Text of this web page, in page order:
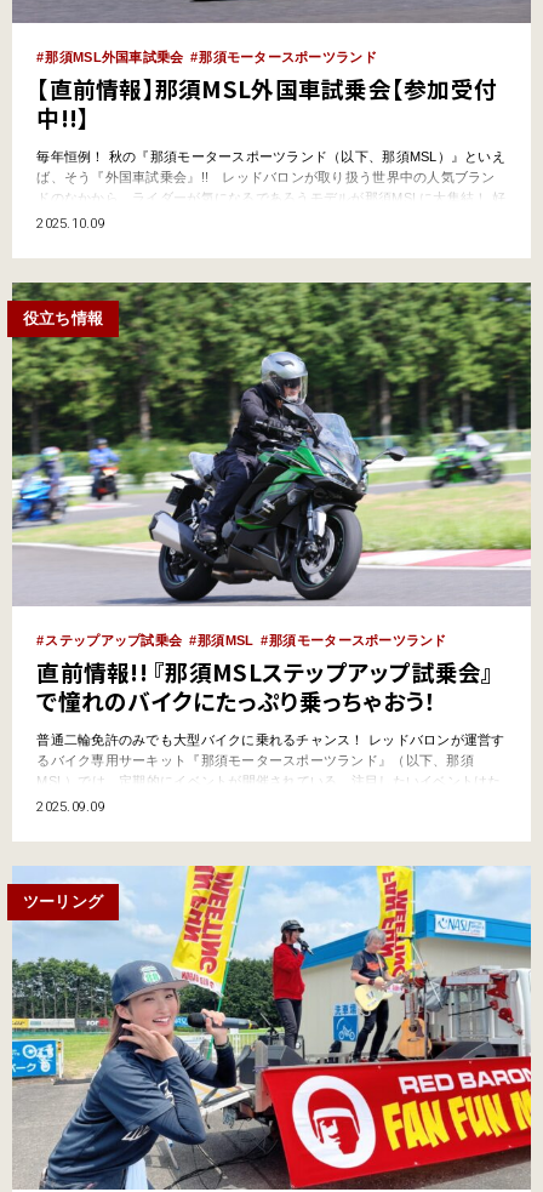
那須MSL外国車試乗会 那須モータースポーツランド
【直前情報】那須MSL外国車試乗会【参加受付
中!!】
毎年恒例！ 秋の『那須モータースポーツランド（以下、那須MSL）』といえ
ば、そう『外国車試乗会』!! レッドバロンが取り扱う世界中の人気ブラン
ドのなかから、ライダーが気になるであろうモデルが那須MSLに大集結！ 好
きなバイクに乗れるという人気のイベントなのだ。 2025年の開催日は、10
安心！ じつはまだ参加受付中…
2025.10.09
役立ち情報
ステップアップ試乗会 那須MSL 那須モータースポーツランド
直前情報!! 『那須MSLステップアップ試乗会』
で憧れのバイクにたっぷり乗っちゃおう！
普通二輪免許のみでも大型バイクに乗れるチャンス！ レッドバロンが運営す
るバイク専用サーキット『那須モータースポーツランド』（以下、那須
MSL）では、定期的にイベントが開催されている。注目したいイベントはた
くさんあるのだが、じつは今週末（2025年9月12日（金）〜14日（日））に
その名の通り、試乗会なのだが、試乗車として…
2025.09.09
ツーリング